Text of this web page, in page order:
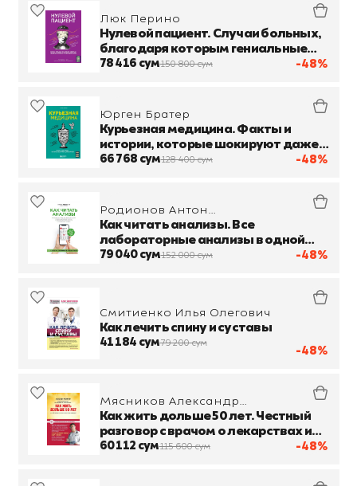
-48%
Люк Перино
Нулевой пациент. Случаи больных,
благодаря которым гениальные
врачи стали известными
78 416 сум150 800 сум
-48%
Юрген Братер
Курьезная медицина. Факты и
истории, которые шокируют даже
врачей
66 768 сум128 400 сум
-48%
Родионов Антон
Владимирович
Как читать анализы. Все
лабораторные анализы в одной
книге
79 040 сум152 000 сум
-48%
Смитиенко Илья Олегович
Как лечить спину и суставы
41 184 сум79 200 сум
-48%
Мясников Александр
Леонидович
Как жить дольше 50 лет. Честный
разговор с врачом о лекарствах и
медицине
60 112 сум115 600 сум